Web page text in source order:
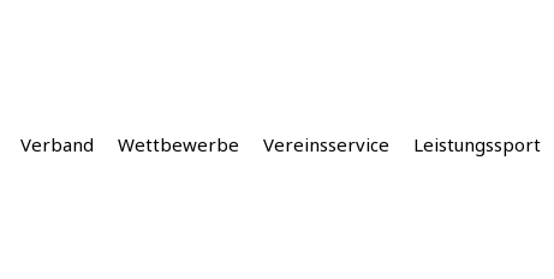
Verband Wettbewerbe Vereinsservice Leistungssport